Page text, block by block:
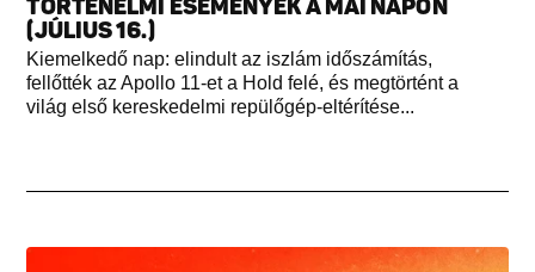
TÖRTÉNELMI ESEMÉNYEK A MAI NAPON
(JÚLIUS 16.)
Kiemelkedő nap: elindult az iszlám időszámítás,
fellőtték az Apollo 11-et a Hold felé, és megtörtént a
világ első kereskedelmi repülőgép-eltérítése...